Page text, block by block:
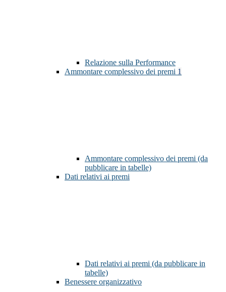
Relazione sulla Performance
Ammontare complessivo dei premi 1
Ammontare complessivo dei premi (da
pubblicare in tabelle)
Dati relativi ai premi
Dati relativi ai premi (da pubblicare in
tabelle)
Benessere organizzativo